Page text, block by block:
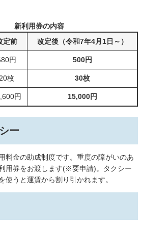
新利用券の内容
定前
改定後（令和7年4月1日～）
円 500円
20枚 30枚
円 15,000円
ー
料金の助成制度です。重度の障がいのあ
用券をお渡します(※要申請)。タクシー
使うと運賃から割り引かれます。